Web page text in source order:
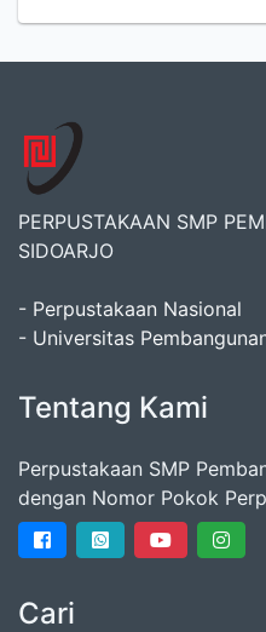
PERPUSTAKAAN SMP
SIDOARJO
- Perpustakaan Nasional
- Universitas
Tentang Kami
Perpustakaan SMP
dengan Nomor Pokok
Cari